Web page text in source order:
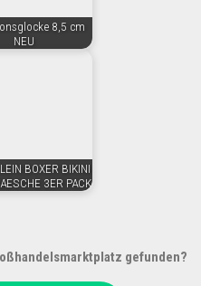
8,5 cm
NEU
BOXER BIKINI
3ER PACK
gefunden?